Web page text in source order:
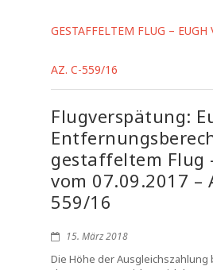
GESTAFFELTEM FLUG –
AZ. C-559/16
Flugverspätung:
gestaffeltem Flug
vom 07.09.2017 –
559/16
15. März 2018
Die Höhe der Ausgleichszahlung